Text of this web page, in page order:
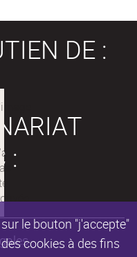
le bouton "j'accepte"
cookies à des fins
DE :
: